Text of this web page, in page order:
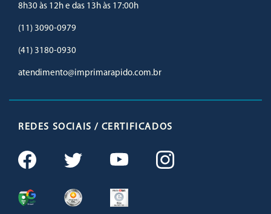
8h30 às 12h e das 13h às 17:00h
(11) 3090-0979
(41) 3180-0930
atendimento@imprimarapido.com.br
REDES SOCIAIS / CERTIFICADOS